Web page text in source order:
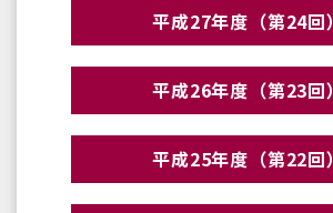
平成27年度（第24回）
平成26年度（第23回）
平成25年度（第22回）